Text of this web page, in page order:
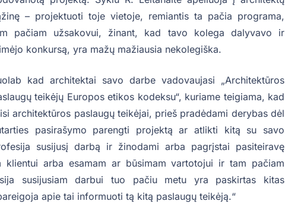
– projektuoti toje vietoje, remiantis ta pačia programa,
pačiam užsakovui, žinant, kad tavo kolega dalyvavo ir
konkursą, yra mažų mažiausia nekolegiška.
kad architektai savo darbe vadovaujasi „Architektūros
teikėjų Europos etikos kodeksu“, kuriame teigiama, kad
architektūros paslaugų teikėjai, prieš pradėdami derybas dėl
pasirašymo parengti projektą ar atlikti kitą su savo
susijusį darbą ir žinodami arba pagrįstai pasiteiravę
arba esamam ar būsimam vartotojui ir tam pačiam
susijusiam darbui tuo pačiu metu yra paskirtas kitas
apie tai informuoti tą kitą paslaugų teikėją.“